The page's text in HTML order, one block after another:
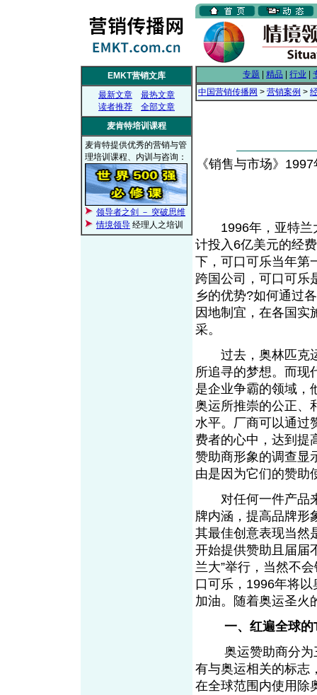
EMKT营销文库
最新文章
最热文章
读者推荐
全部文章
麦肯特培训课程
麦肯特提供优秀的营销与管
理培训课程、内训与咨询：
领导者之剑 － 突破思维
情境领导 经理人之培训
专题 精品 行业
中国营销传播网 > 营销案例 >
《销售与市场》
1996年，亚特兰大
计投入6亿美元的经
下，可口可乐当年第
跨国公司，可口可乐
乡的优势?如何通过
因地制宜，在各国实
采。
过去，奥林匹克运
所追寻的梦想。而现
是企业争霸的领域，
奥运所推崇的公正、
水平。厂商可以通过
费者的心中，达到提
赞助商形象的调查显
由是因为它们的赞助
对任何一件产品来
牌内涵，提高品牌形
其最佳创意表现当然
开始提供赞助且届届
兰大”举行，当然不
口可乐，1996年将
加油。随着奥运圣
一、红遍全球
奥运赞助商分为三
有与奥运相关的标志
在全球范围内使用除